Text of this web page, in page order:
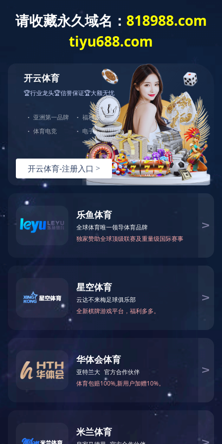
双色注塑模具，两种塑胶材料在同一台注塑机上，成型两
次，但产品出模只有一次。这也被称为双注塑工艺，通常由
一套模具进行，需要特殊的双色注塑机。
双色注塑模具目前在市场上越来越受欢迎，在这个过程中
可以使产品更加美观，易于更换颜色，不用喷涂，但价格昂
贵，技术要求高。
热线：151-9017-0656
首页 电话